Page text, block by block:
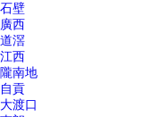
石壁
廣西
道滘
江西
隴南地
自貢
大渡口